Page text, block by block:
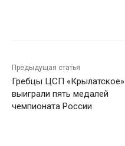
Предыдущая статья
Гребцы ЦСП «Крылатское»
выиграли пять медалей
чемпионата России